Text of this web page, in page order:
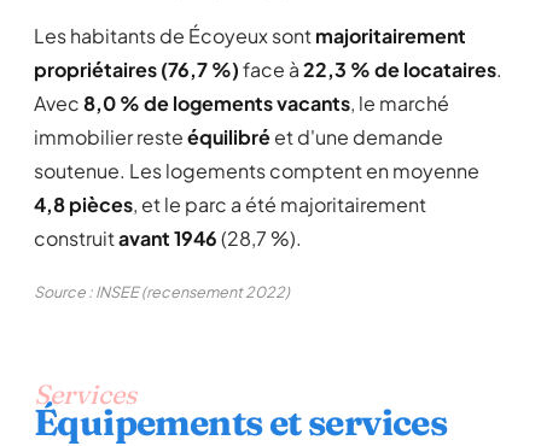
Les habitants de Écoyeux sontmajoritairement
propriétaires (76,7 %)face à22,3 % de locataires.
Avec8,0 % de logements vacants, le marché
immobilier resteéquilibréet d'une demande
soutenue. Les logements comptent en moyenne
4,8 pièces, et le parc a été majoritairement
construitavant 1946(28,7 %).
Source : INSEE (recensement 2022)
Services
Équipements et services